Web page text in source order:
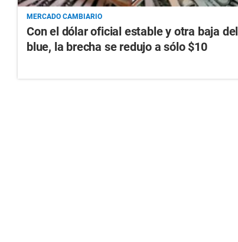
MERCADO CAMBIARIO
Con el dólar oficial estable y otra baja del
blue, la brecha se redujo a sólo $10